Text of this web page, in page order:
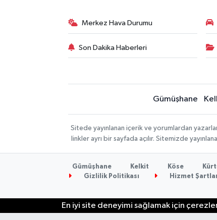
Merkez Hava Durumu
Son Dakika Haberleri
Gümüşhane
Sitede yayınlanan içerik ve yorumlardan
linkler ayrı bir sayfada açılır. Sitemizde
Gümüşhane Kelkit Köse
Gizlilik Politikası
Hizmet
En iyi site deneyimi sağlamak için